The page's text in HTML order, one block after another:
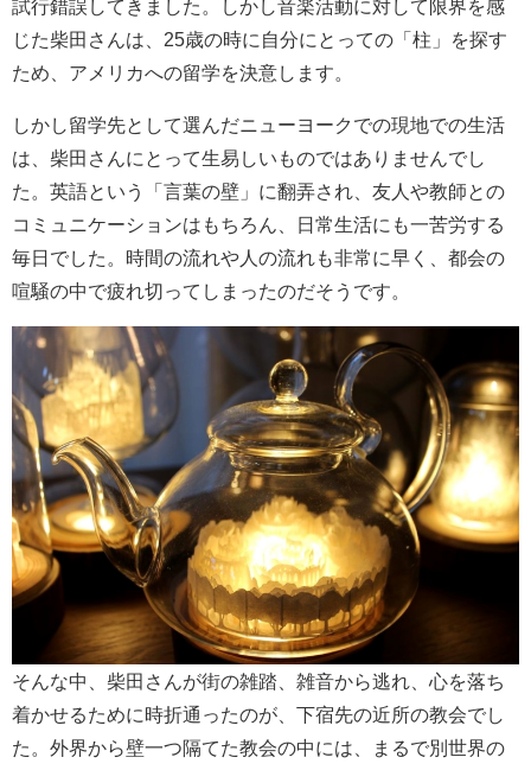
試行錯誤してきました。しかし音楽活動に対して限界を感
じた柴田さんは、25歳の時に自分にとっての「柱」を探す
ため、アメリカへの留学を決意します。
しかし留学先として選んだニューヨークでの現地での生活
は、柴田さんにとって生易しいものではありませんでし
た。英語という「言葉の壁」に翻弄され、友人や教師との
コミュニケーションはもちろん、日常生活にも一苦労する
毎日でした。時間の流れや人の流れも非常に早く、都会の
喧騒の中で疲れ切ってしまったのだそうです。
そんな中、柴田さんが街の雑踏、雑音から逃れ、心を落ち
着かせるために時折通ったのが、下宿先の近所の教会でし
た。外界から壁一つ隔てた教会の中には、まるで別世界の